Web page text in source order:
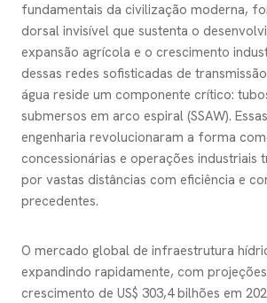
fundamentais da civilização moderna,
dorsal invisível que sustenta o
expansão agrícola e o crescimento
dessas redes sofisticadas de
água reside um componente crítico:
submersos em arco espiral (SSAW).
engenharia revolucionaram a forma
concessionárias e operações industriais
por vastas distâncias com eficiência e
precedentes.
O mercado global de infraestrutura
expandindo rapidamente, com
crescimento de US$ 303,4 bilhões em